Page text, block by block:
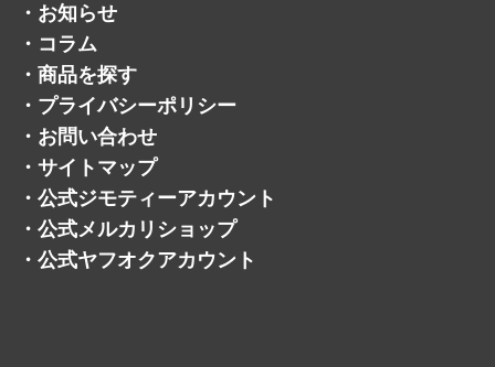
・ お知らせ
・ コラム
・ 商品を探す
・ プライバシーポリシー
・ お問い合わせ
・ サイトマップ
・ 公式ジモティーアカウント
・ 公式メルカリショップ
・ 公式ヤフオクアカウント